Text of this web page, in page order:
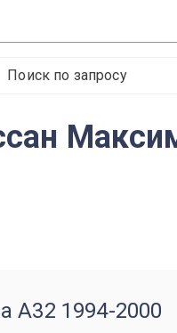
Поиск по запросу
A32 1994-2000